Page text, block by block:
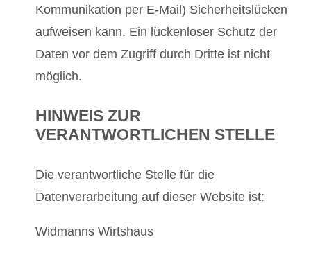
Kommunikation per E-Mail) Sicherheitslücken
aufweisen kann. Ein lückenloser Schutz der
Daten vor dem Zugriff durch Dritte ist nicht
möglich.
HINWEIS ZUR
VERANTWORTLICHEN STELLE
Die verantwortliche Stelle für die
Datenverarbeitung auf dieser Website ist:
Widmanns Wirtshaus